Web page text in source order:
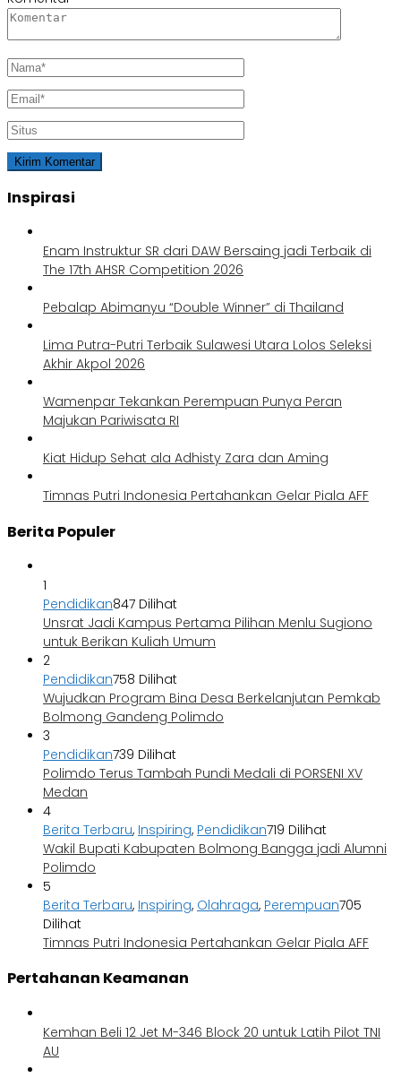
Inspirasi
Enam Instruktur SR dari DAW Bersaing jadi Terbaik di
The 17th AHSR Competition 2026
Pebalap Abimanyu “Double Winner” di Thailand
Lima Putra-Putri Terbaik Sulawesi Utara Lolos Seleksi
Akhir Akpol 2026
Wamenpar Tekankan Perempuan Punya Peran
Majukan Pariwisata RI
Kiat Hidup Sehat ala Adhisty Zara dan Aming
Timnas Putri Indonesia Pertahankan Gelar Piala AFF
Berita Populer
1
Pendidikan847 Dilihat
Unsrat Jadi Kampus Pertama Pilihan Menlu Sugiono
untuk Berikan Kuliah Umum
2
Pendidikan758 Dilihat
Wujudkan Program Bina Desa Berkelanjutan Pemkab
Bolmong Gandeng Polimdo
3
Pendidikan739 Dilihat
Polimdo Terus Tambah Pundi Medali di PORSENI XV
Medan
4
Berita Terbaru, Inspiring, Pendidikan719 Dilihat
Wakil Bupati Kabupaten Bolmong Bangga jadi Alumni
Polimdo
5
Berita Terbaru, Inspiring, Olahraga, Perempuan705
Dilihat
Timnas Putri Indonesia Pertahankan Gelar Piala AFF
Pertahanan Keamanan
Kemhan Beli 12 Jet M-346 Block 20 untuk Latih Pilot TNI
AU